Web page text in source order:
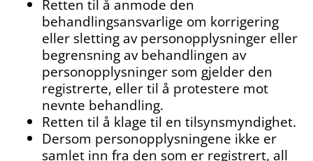
Retten til å anmode den
behandlingsansvarlige om korrigering
eller sletting av personopplysninger eller
begrensning av behandlingen av
personopplysninger som gjelder den
registrerte, eller til å protestere mot
nevnte behandling.
Retten til å klage til en tilsynsmyndighet.
Dersom personopplysningene ikke er
samlet inn fra den som er registrert, all